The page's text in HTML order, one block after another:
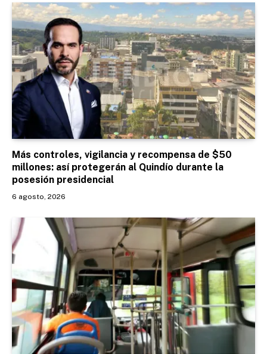
Más controles, vigilancia y recompensa de $50
millones: así protegerán al Quindío durante la
posesión presidencial
6 agosto, 2026